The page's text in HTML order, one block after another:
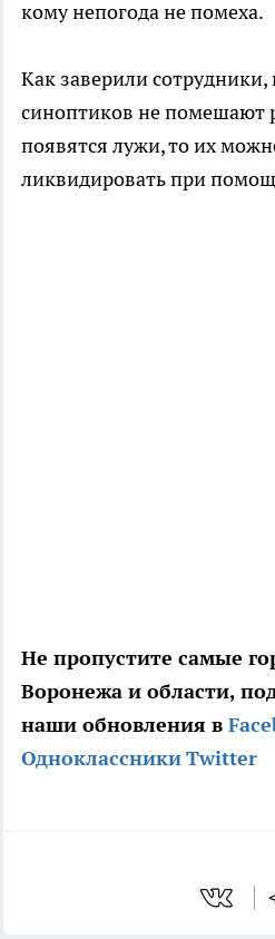
кому непогода не помеха.
Как заверили
синоптиков не помешают
появятся лужи, то их
ликвидировать при
Не пропустите самые
Воронежа и области,
наши обновления в
ОдноклассникиTwitter